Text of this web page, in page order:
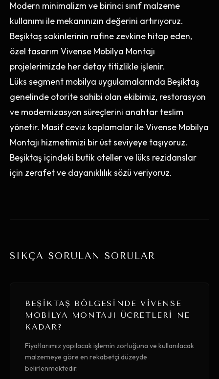
Modern minimalizm ve birinci sınıf malzeme
kullanımı ile mekanınızın değerini artırıyoruz.
Beşiktaş sakinlerinin rafine zevkine hitap eden,
özel tasarım Vivense Mobilya Montajı
projelerimizde her detay titizlikle işlenir.
Lüks segment mobilya uygulamalarında Beşiktaş
genelinde otorite sahibi olan ekibimiz, restorasyon
ve modernizasyon süreçlerini anahtar teslim
yönetir. Masif ceviz kaplamalar ile Vivense Mobilya
Montajı hizmetimizi bir üst seviyeye taşıyoruz.
Beşiktaş içindeki butik oteller ve lüks rezidanslar
için zerafet ve dayanıklılık sözü veriyoruz.
SIKÇA SORULAN SORULAR
BEŞIKTAŞ BÖLGESINDE VIVENSE
MOBILYA MONTAJI ÜCRETLERI NE
KADAR?
Fiyatlarımız yapılacak işlemin zorluğuna ve kullanılacak
malzemeye göre en rekabetçi düzeyde
belirlenmektedir.